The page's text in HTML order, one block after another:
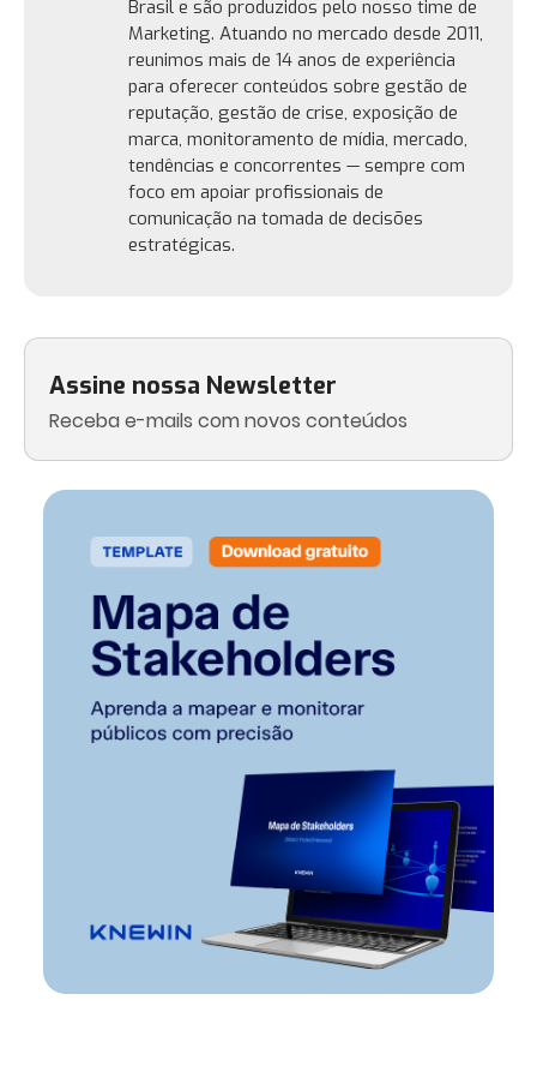
Assine nossa Newsletter
Receba e-mails com novos conteúdos
Brasil e são produzidos pelo nosso time de
Marketing. Atuando no mercado desde 2011,
reunimos mais de 14 anos de experiência
para oferecer conteúdos sobre gestão de
reputação, gestão de crise, exposição de
marca, monitoramento de mídia, mercado,
tendências e concorrentes — sempre com
foco em apoiar profissionais de
comunicação na tomada de decisões
estratégicas.